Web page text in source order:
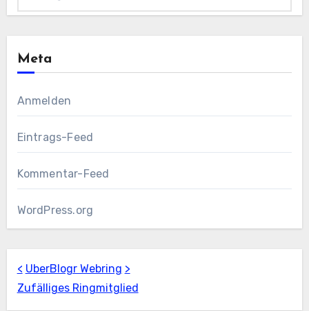
Meta
Anmelden
Eintrags-Feed
Kommentar-Feed
WordPress.org
< UberBlogr Webring >
Zufälliges Ringmitglied